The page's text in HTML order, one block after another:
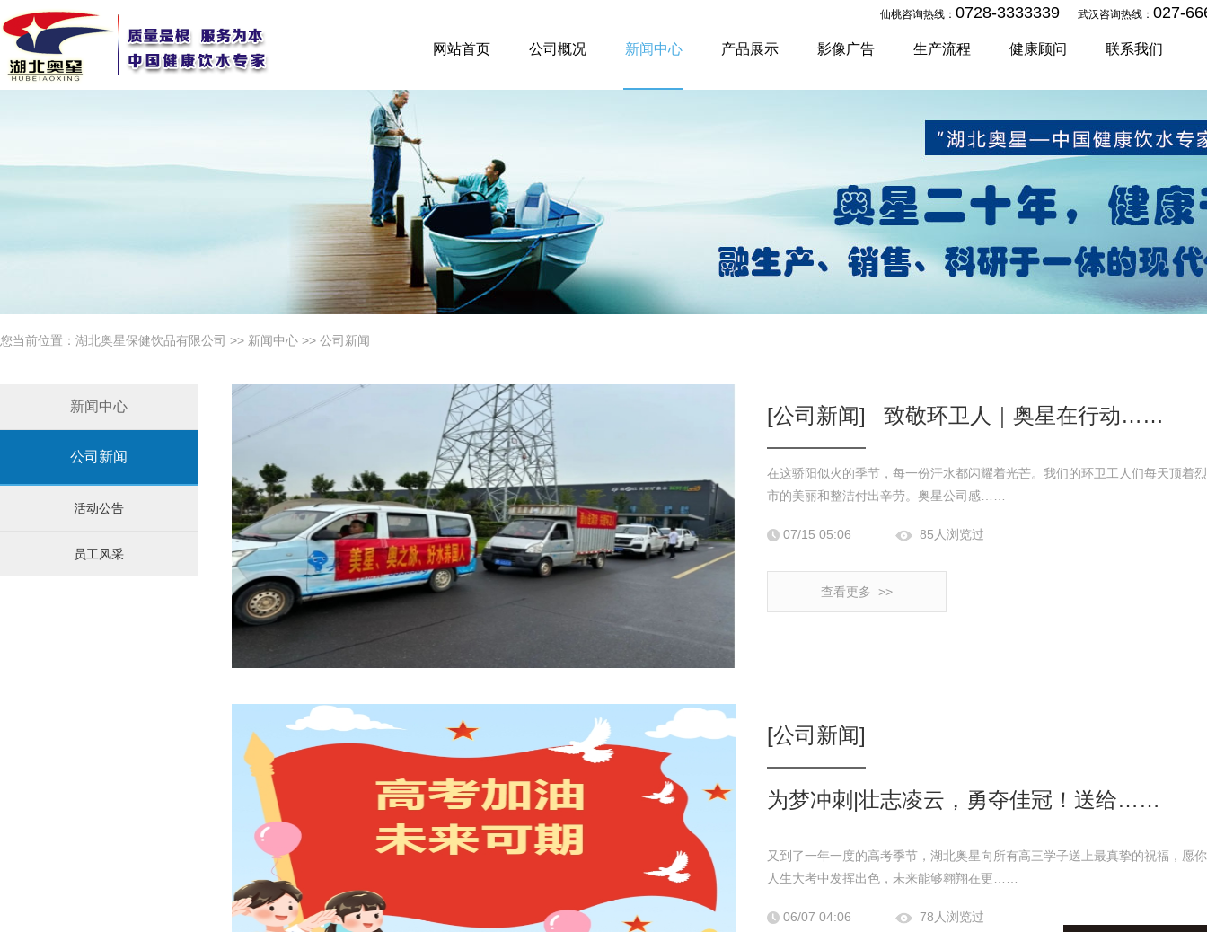
仙桃咨询热线： 0728-3333339 武汉咨询热线： 027-
网站首页 公司概况 新闻中心 产品展示 影像广告 生产流程 健康顾问 联系我们
您当前位置： 湖北奥星保健饮品有限公司 >> 新闻中心 >> 公司新闻
新闻中心
公司新闻
活动公告
员工风采
[公司新闻] 致敬环卫人｜奥星在行动……
在这骄阳似火的季节，每一份汗水都闪耀着光芒。我们的环卫工人们每天顶着
市的美丽和整洁付出辛劳。奥星公司感……
07/15 05:06 85人浏览过
查看更多 >>
[公司新闻]
为梦冲刺|壮志凌云，勇夺佳冠！送给……
又到了一年一度的高考季节，湖北奥星向所有高三学子送上最真挚的祝福，愿
人生大考中发挥出色，未来能够翱翔在更……
06/07 04:06 78人浏览过